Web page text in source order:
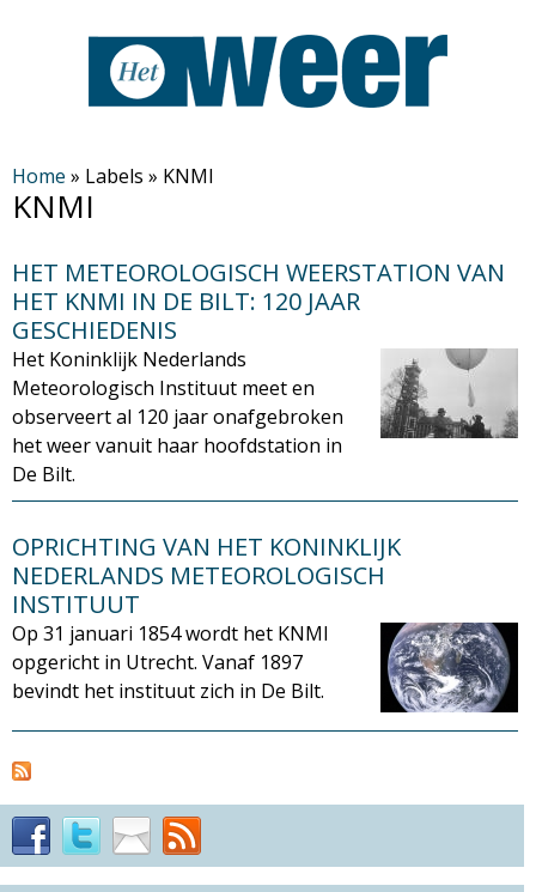
en
naar
algemene
H
e
t
W
e
e
r
M
a
g
a
z
i
Home » Labels » KNMI
KNMI
HET METEOROLOGISCH WEERSTATION VAN
HET KNMI IN DE BILT: 120 JAAR
GESCHIEDENIS
Het Koninklijk Nederlands
Meteorologisch Instituut meet en
observeert al 120 jaar onafgebroken
het weer vanuit haar hoofdstation in
De Bilt.
OPRICHTING VAN HET KONINKLIJK
NEDERLANDS METEOROLOGISCH
INSTITUUT
Op 31 januari 1854 wordt het KNMI
opgericht in Utrecht. Vanaf 1897
bevindt het instituut zich in De Bilt.